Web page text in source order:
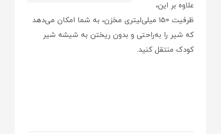
علاوه بر این،
ظرفیت 150 میلی‌لیتری مخزن، به شما امکان می‌دهد
که شیر را به‌راحتی و بدون ریختن به شیشه شیر
کودک منتقل کنید.